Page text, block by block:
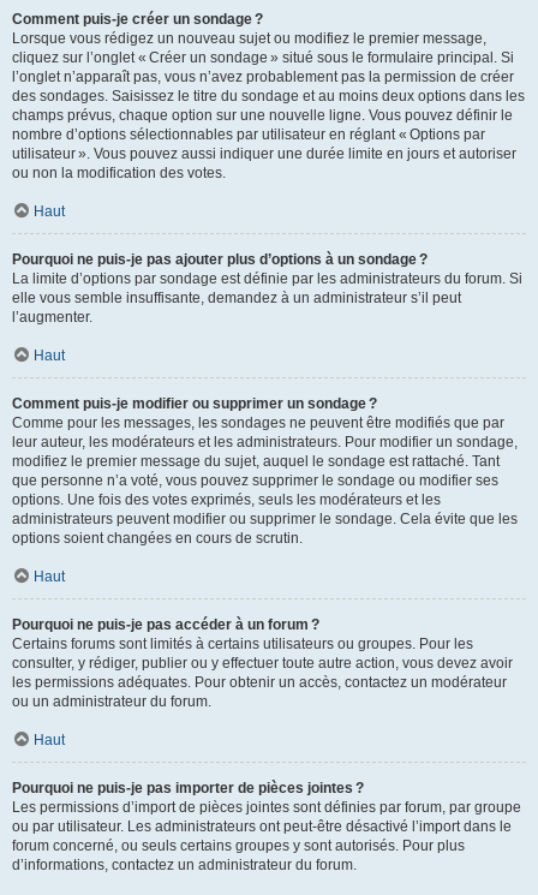
Comment puis-je créer un sondage ?
Lorsque vous rédigez un nouveau sujet ou modifiez le premier message,
cliquez sur l’onglet « Créer un sondage » situé sous le formulaire principal. Si
l’onglet n’apparaît pas, vous n’avez probablement pas la permission de créer
des sondages. Saisissez le titre du sondage et au moins deux options dans les
champs prévus, chaque option sur une nouvelle ligne. Vous pouvez définir le
nombre d’options sélectionnables par utilisateur en réglant « Options par
utilisateur ». Vous pouvez aussi indiquer une durée limite en jours et autoriser
ou non la modification des votes.
Haut
Pourquoi ne puis-je pas ajouter plus d’options à un sondage ?
La limite d’options par sondage est définie par les administrateurs du forum. Si
elle vous semble insuffisante, demandez à un administrateur s’il peut
l’augmenter.
Haut
Comment puis-je modifier ou supprimer un sondage ?
Comme pour les messages, les sondages ne peuvent être modifiés que par
leur auteur, les modérateurs et les administrateurs. Pour modifier un sondage,
modifiez le premier message du sujet, auquel le sondage est rattaché. Tant
que personne n’a voté, vous pouvez supprimer le sondage ou modifier ses
options. Une fois des votes exprimés, seuls les modérateurs et les
administrateurs peuvent modifier ou supprimer le sondage. Cela évite que les
options soient changées en cours de scrutin.
Haut
Pourquoi ne puis-je pas accéder à un forum ?
Certains forums sont limités à certains utilisateurs ou groupes. Pour les
consulter, y rédiger, publier ou y effectuer toute autre action, vous devez avoir
les permissions adéquates. Pour obtenir un accès, contactez un modérateur
ou un administrateur du forum.
Haut
Pourquoi ne puis-je pas importer de pièces jointes ?
Les permissions d’import de pièces jointes sont définies par forum, par groupe
ou par utilisateur. Les administrateurs ont peut-être désactivé l’import dans le
forum concerné, ou seuls certains groupes y sont autorisés. Pour plus
d’informations, contactez un administrateur du forum.